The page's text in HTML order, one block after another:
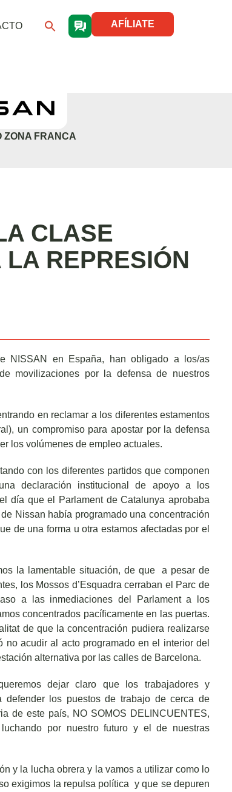
AFÍLIATE
ZONA FRANCA
CLASE
REPRESIÓN
NISSAN en España, han obligado a los/as
movilizaciones por la defensa de nuestros
en reclamar a los diferentes estamentos
un compromiso para apostar por la defensa
los volúmenes de empleo actuales.
con los diferentes partidos que componen
declaración institucional de apoyo a los
día que el Parlament de Catalunya aprobaba
Nissan había programado una concentración
de una forma u otra estamos afectadas por el
la lamentable situación, de que a pesar de
los Mossos d’Esquadra cerraban el Parc de
a las inmediaciones del Parlament a los
concentrados pacíficamente en las puertas.
de que la concentración pudiera realizarse
acudir al acto programado en el interior del
alternativa por las calles de Barcelona.
dejar claro que los trabajadores y
defender los puestos de trabajo de cerca de
de este país, NO SOMOS DELINCUENTES,
por nuestro futuro y el de nuestras
y la lucha obrera y la vamos a utilizar como lo
exigimos la repulsa política y que se depuren